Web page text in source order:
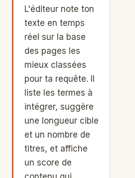
L'éditeur note ton
texte en temps
réel sur la base
des pages les
mieux classées
pour ta requête. Il
liste les termes à
intégrer, suggère
une longueur cible
et un nombre de
titres, et affiche
un score de